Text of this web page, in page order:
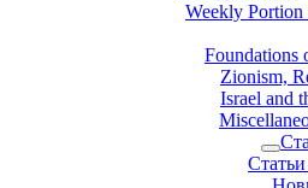
Weekly
Foundations
Zionism,
Israel and